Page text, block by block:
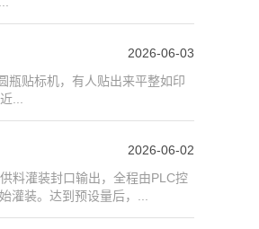
2026-06-03
贴标机，有人贴出来平整如印
...
2026-06-02
料灌装封口输出，全程由PLC控
灌装。达到预设量后，...